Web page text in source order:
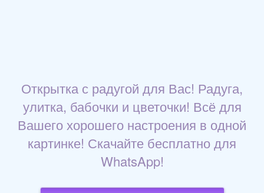
Открытка с радугой для Вас! Радуга,
улитка, бабочки и цветочки! Всё для
Вашего хорошего настроения в одной
картинке! Скачайте бесплатно для
WhatsApp!